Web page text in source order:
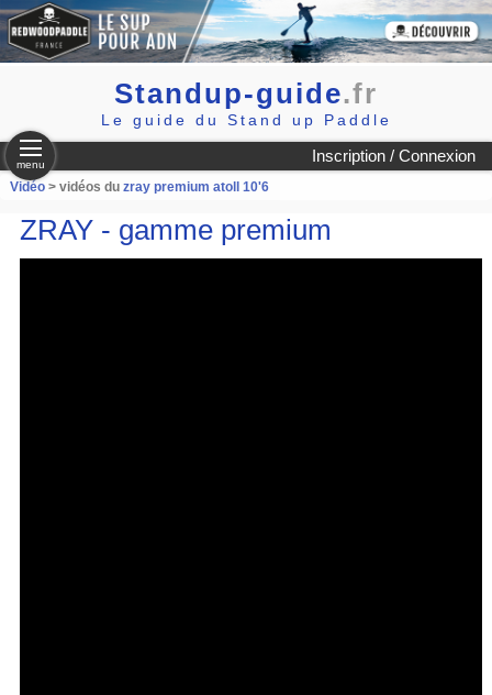
Standup-guide.fr
Le guide du Stand up Paddle
Inscription / Connexion
menu
Vidéo> vidéos du zray premium atoll 10'6
ZRAY - gamme premium